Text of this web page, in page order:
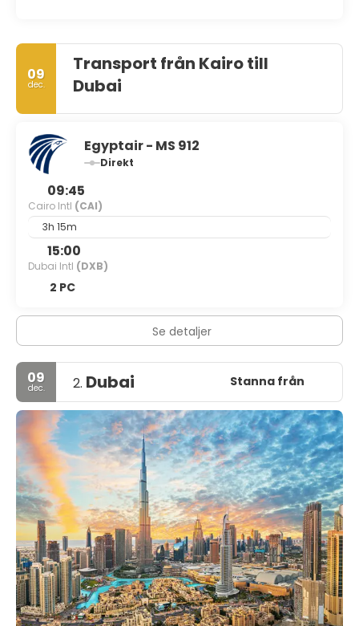
09
dec.
Transport från Kairo till
Dubai
Egyptair - MS 912
Direkt
09:45
Cairo Intl (CAI)
3h 15m
15:00
Dubai Intl (DXB)
2 PC
Se detaljer
09
dec. 2. Dubai Stanna från